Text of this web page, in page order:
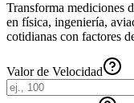
Transforma mediciones
en física, ingeniería,
cotidianas con factores
Valor de Velocidad